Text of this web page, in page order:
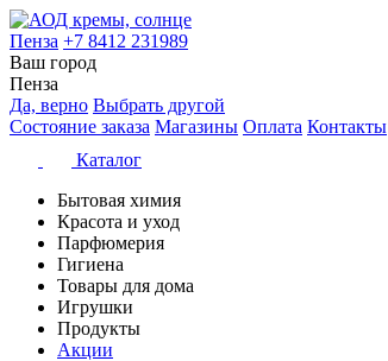
Пенза +7 8412 231989
Ваш город
Пенза
Да, верно Выбрать другой
Состояние заказа Магазины Оплата Контакты
Каталог
Бытовая химия
Красота и уход
Парфюмерия
Гигиена
Товары для дома
Игрушки
Продукты
Акции